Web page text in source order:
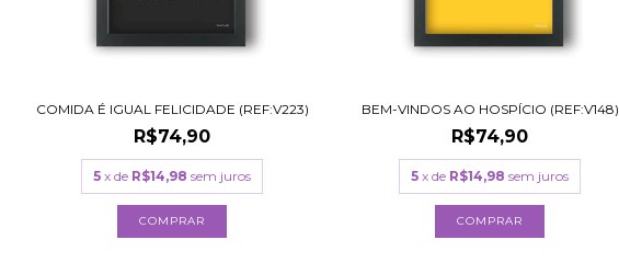
COMIDA É IGUAL FELICIDADE (REF:V223)
R$74,90
5 x de R$14,98 sem juros
COMPRAR
BEM-VINDOS AO HOSPÍCIO (REF:V148)
R$74,90
5 x de R$14,98 sem juros
COMPRAR